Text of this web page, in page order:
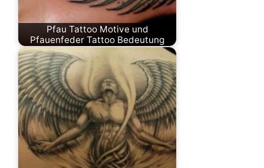
Pfau Tattoo Motive und
Pfauenfeder Tattoo Bedeutung